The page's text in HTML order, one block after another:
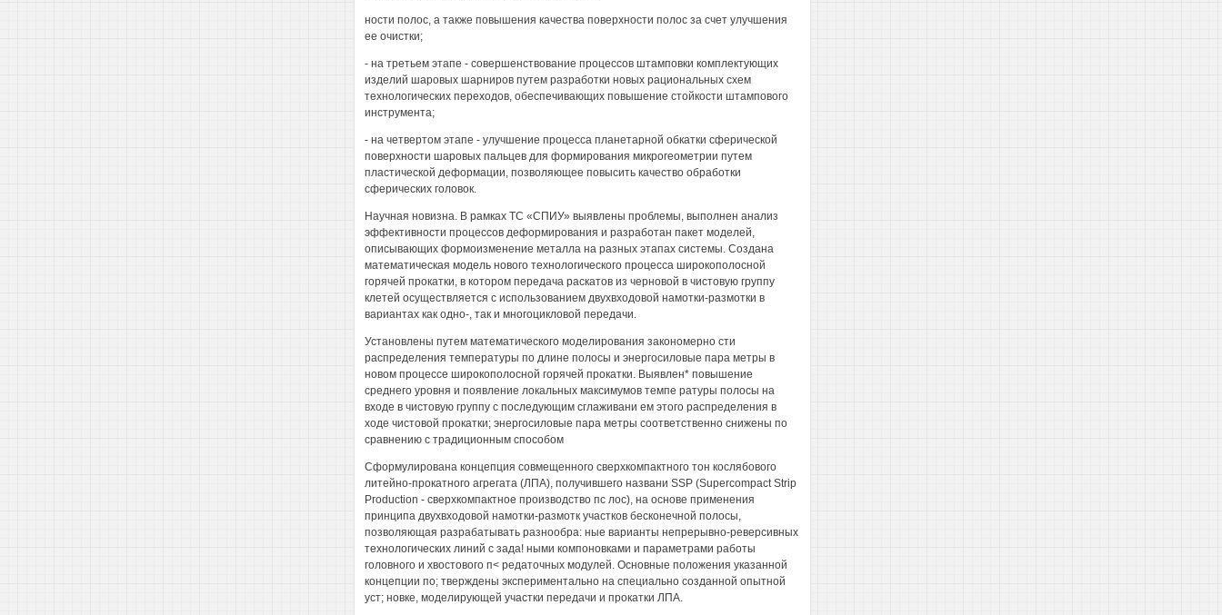
ности полос, а также повышения качества поверхности полос за счет улучшения
ее очистки;
- на третьем этапе - совершенствование процессов штамповки комплектующих
изделий шаровых шарниров путем разработки новых рациональных схем
технологических переходов, обеспечивающих повышение стойкости штампового
инструмента;
- на четвертом этапе - улучшение процесса планетарной обкатки сферической
поверхности шаровых пальцев для формирования микрогеометрии путем
пластической деформации, позволяющее повысить качество обработки
сферических головок.
Научная новизна. В рамках ТС «СПИУ» выявлены проблемы, выполнен анализ
эффективности процессов деформирования и разработан пакет моделей,
описывающих формоизменение металла на разных этапах системы. Создана
математическая модель нового технологического процесса широкополосной
горячей прокатки, в котором передача раскатов из черновой в чистовую группу
клетей осуществляется с использованием двухвходовой намотки-размотки в
вариантах как одно-, так и многоцикловой передачи.
Установлены путем математического моделирования закономерно сти
распределения температуры по длине полосы и энергосиловые пара метры в
новом процессе широкополосной горячей прокатки. Выявлен* повышение
среднего уровня и появление локальных максимумов темпе ратуры полосы на
входе в чистовую группу с последующим сглаживани ем этого распределения в
ходе чистовой прокатки; энергосиловые пара метры соответственно снижены по
сравнению с традиционным способом
Сформулирована концепция совмещенного сверхкомпактного тон кослябового
литейно-прокатного агрегата (ЛПА), получившего названи SSP (Supercompact Strip
Production - сверхкомпактное производство пс лос), на основе применения
принципа двухвходовой намотки-размотк участков бесконечной полосы,
позволяющая разрабатывать разнообра: ные варианты непрерывно-реверсивных
технологических линий с зада! ными компоновками и параметрами работы
головного и хвостового п< редаточных модулей. Основные положения указанной
концепции по; тверждены экспериментально на специально созданной опытной
уст; новке, моделирующей участки передачи и прокатки ЛПА.